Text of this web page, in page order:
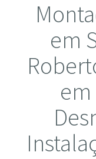
em